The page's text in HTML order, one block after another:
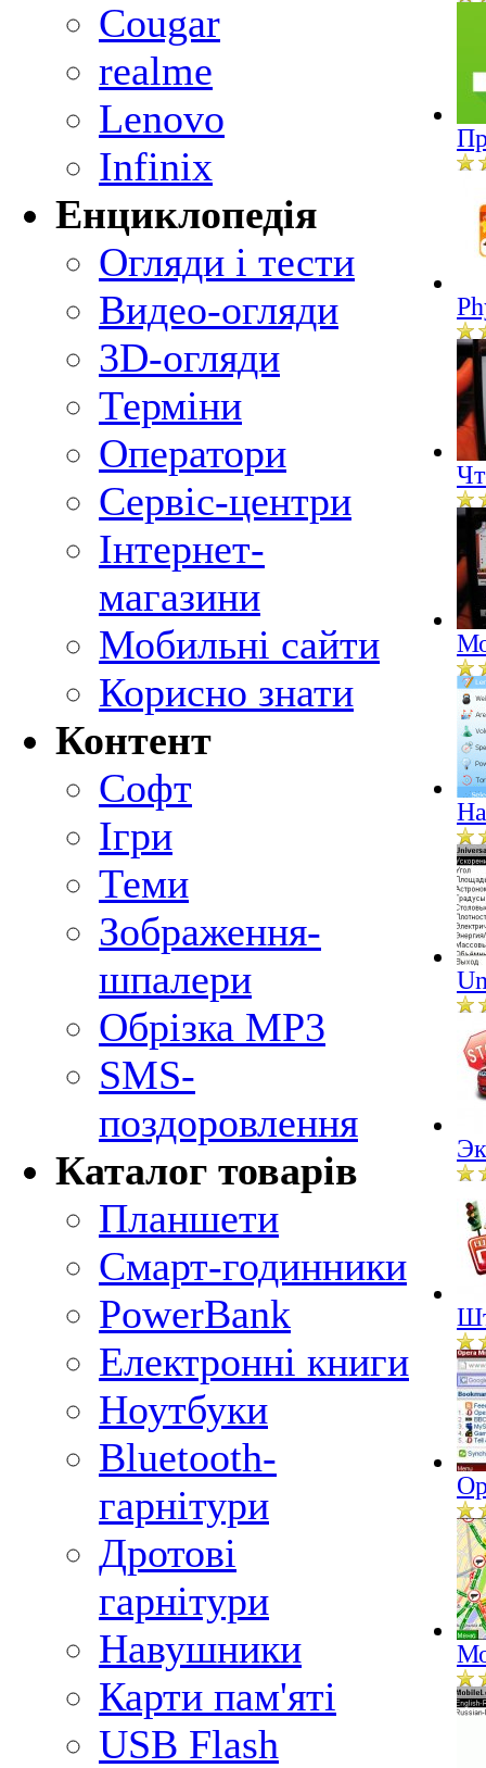
Cougar
realme
Lenovo
Infinix
Енциклопедія
Огляди і тести
Видео-огляди
3D-огляди
Терміни
Оператори
Сервіс-центри
Інтернет-
магазини
Мобильні сайти
Корисно знати
Контент
Софт
Ігри
Теми
Зображення-
шпалери
Обрізка MP3
SMS-
поздоровлення
Каталог товарів
Планшети
Смарт-годинники
PowerBank
Електронні книги
Ноутбуки
Bluetooth-
гарнітури
Дротові
гарнітури
Навушники
Карти пам'яті
USB Flash